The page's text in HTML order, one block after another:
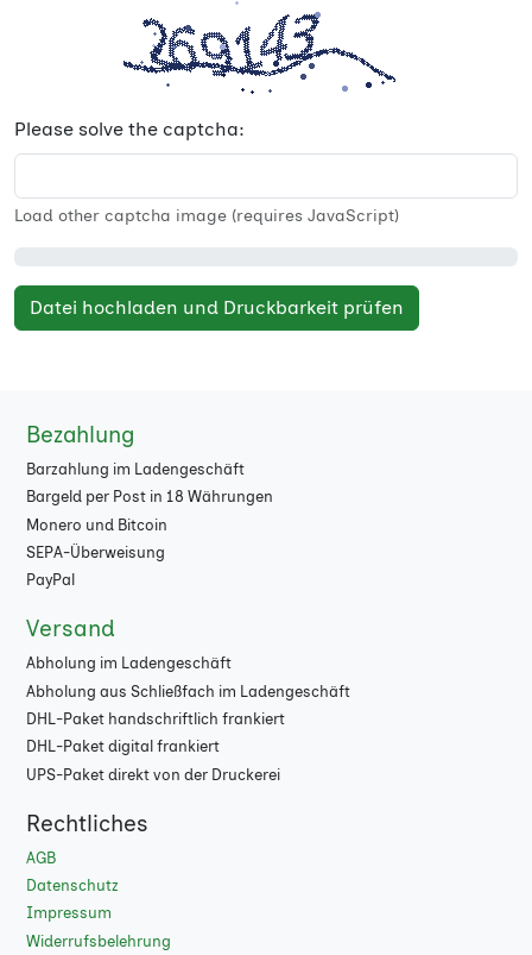
Please solve the captcha:
Load other captcha image (requires JavaScript)
Datei hochladen und Druckbarkeit prüfen
Bezahlung
Barzahlung im Ladengeschäft
Bargeld per Post in 18 Währungen
Monero und Bitcoin
SEPA-Überweisung
PayPal
Versand
Abholung im Ladengeschäft
Abholung aus Schließfach im Ladengeschäft
DHL-Paket handschriftlich frankiert
DHL-Paket digital frankiert
UPS-Paket direkt von der Druckerei
Rechtliches
AGB
Datenschutz
Impressum
Widerrufsbelehrung